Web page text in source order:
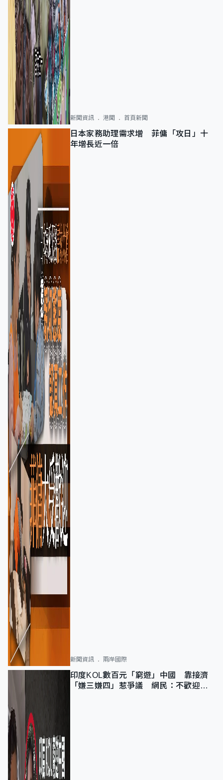
新聞資訊 港聞 首頁新聞
日本家務助理需求增 菲傭「攻日」十
年增長近一倍
新聞資訊 兩岸國際
印度KOL數百元「窮遊」中國 靠接濟
「嫌三嫌四」惹爭議 網民：不歡迎劣